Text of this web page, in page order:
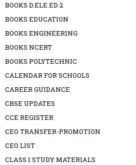
BOOKS D.ELE.ED 2
BOOKS EDUCATION
BOOKS ENGINEERING
BOOKS NCERT
BOOKS POLYTECHNIC
CALENDAR FOR SCHOOLS
CAREER GUIDANCE
CBSE UPDATES
CCE REGISTER
CEO TRANSFER-PROMOTION
CEO LIST
CLASS 1 STUDY MATERIALS